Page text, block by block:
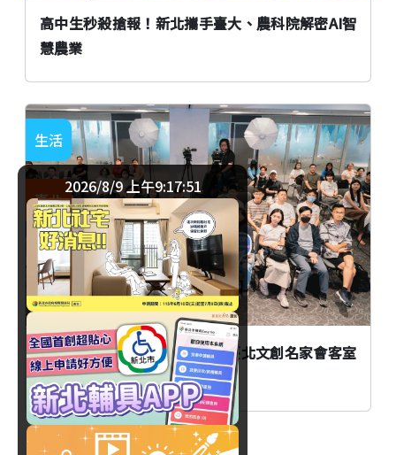
高中生秒殺搶報！新北攜手臺大、農科院解密AI智
慧農業
AI時代創作者如何不被取代？臺北文創名家會客室
談From AI to I
生活
臺北
2026/8/9 上午9:17:51